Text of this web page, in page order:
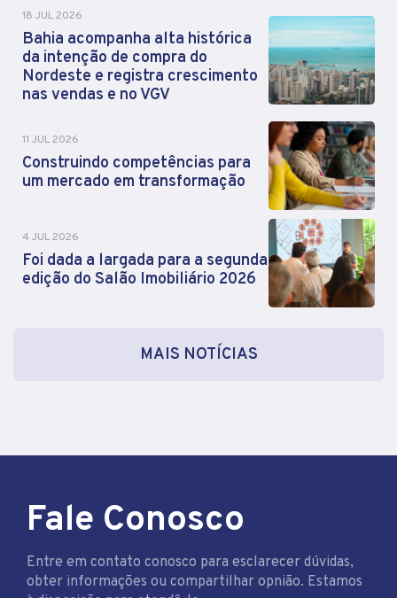
18 JUL 2026
Bahia acompanha alta histórica
da intenção de compra do
Nordeste e registra crescimento
nas vendas e no VGV
11 JUL 2026
Construindo competências para
um mercado em transformação
4 JUL 2026
Foi dada a largada para a segunda
edição do Salão Imobiliário 2026
MAIS NOTÍCIAS
Fale Conosco
Entre em contato conosco para esclarecer dúvidas,
obter informações ou compartilhar opnião. Estamos